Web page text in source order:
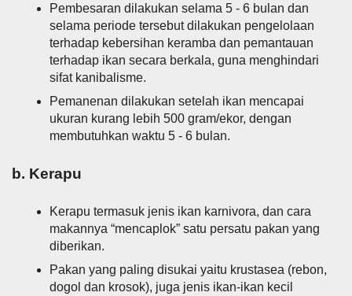
Pembesaran dilakukan selama 5 - 6 bulan dan
selama periode tersebut dilakukan pengelolaan
terhadap kebersihan keramba dan pemantauan
terhadap ikan secara berkala, guna menghindari
sifat kanibalisme.
Pemanenan dilakukan setelah ikan mencapai
ukuran kurang lebih 500 gram/ekor, dengan
membutuhkan waktu 5 - 6 bulan.
b. Kerapu
Kerapu termasuk jenis ikan karnivora, dan cara
makannya “mencaplok” satu persatu pakan yang
diberikan.
Pakan yang paling disukai yaitu krustasea (rebon,
dogol dan krosok), juga jenis ikan-ikan kecil